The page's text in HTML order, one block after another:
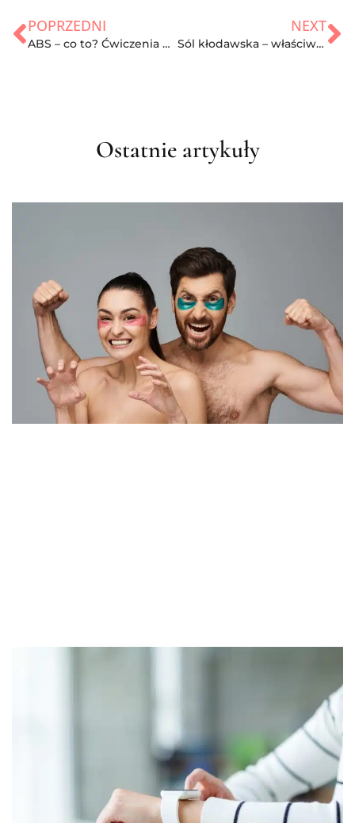
POPRZEDNI
ABS – co to? Ćwiczenia dla zaawansowanych
NEXT
Sól kłodawska – właściwości, skład i zastosowanie
Ostatnie artykuły